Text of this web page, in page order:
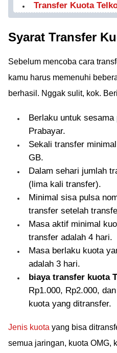
Transfer Kuota
Syarat Transfer
Sebelum mencoba cara
kamu harus memenuhi
berhasil. Nggak sulit, kok.
Berlaku untuk sesama
Prabayar.
Sekali transfer
GB.
Dalam sehari jumlah
(lima kali transfer).
Minimal sisa pulsa
transfer setelah
Masa aktif minimal
transfer adalah 4 hari.
Masa berlaku kuota
adalah 3 hari.
biaya transfer kuota
Rp1.000, Rp2.000,
kuota yang ditransfer.
Jenis kuota yang bisa
semua jaringan, kuota OMG,